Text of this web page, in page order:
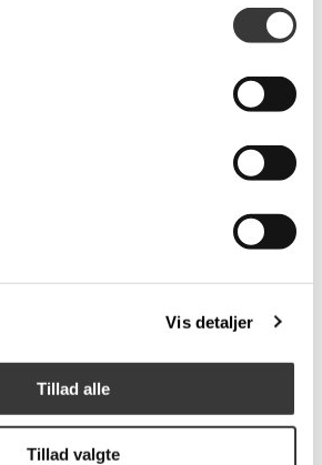
Vis detaljer
Tillad alle
Tillad valgte
Nellie mælkekande